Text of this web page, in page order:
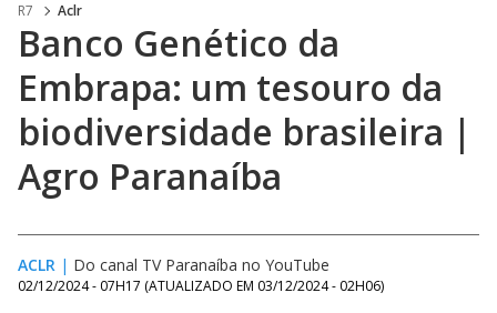
R7 Aclr
Banco Genético da
Embrapa: um tesouro da
biodiversidade brasileira |
Agro Paranaíba
ACLR | Do canal TV Paranaíba no YouTube
02/12/2024 - 07H17 (ATUALIZADO EM 03/12/2024 - 02H06)